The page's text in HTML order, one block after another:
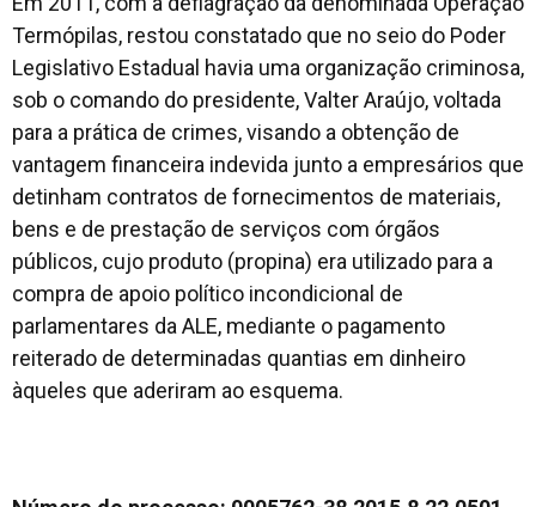
Termópilas, restou constatado que no seio do Poder
Legislativo Estadual havia uma organização criminosa,
sob o comando do presidente, Valter Araújo, voltada
para a prática de crimes, visando a obtenção de
vantagem financeira indevida junto a empresários que
detinham contratos de fornecimentos de materiais,
bens e de prestação de serviços com órgãos
públicos, cujo produto (propina) era utilizado para a
compra de apoio político incondicional de
parlamentares da ALE, mediante o pagamento
reiterado de determinadas quantias em dinheiro
àqueles que aderiram ao esquema.